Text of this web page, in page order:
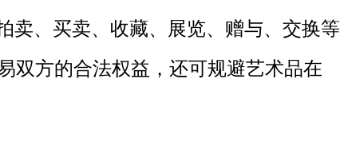
卖、买卖、收藏、展览、赠与、交换等
双方的合法权益，还可规避艺术品在